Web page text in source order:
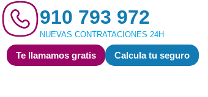
910 793 972
NUEVAS CONTRATACIONES 24H
Te llamamos gratis Calcula tu seguro